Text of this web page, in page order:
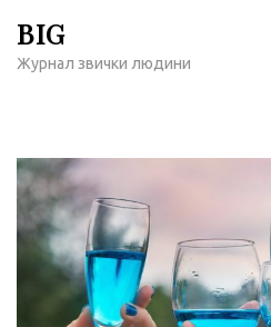
содержимому
BIG
Журнал звички людини